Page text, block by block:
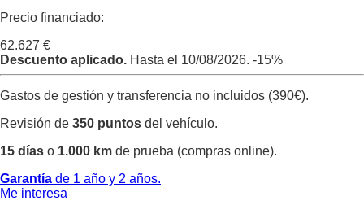
Precio financiado:
62.627 €
Descuento aplicado. Hasta el 10/08/2026. -15%
Gastos de gestión y transferencia no incluidos (390€).
Revisión de 350 puntos del vehículo.
15 días o 1.000 km de prueba (compras online).
Garantía de 1 año y 2 años.
Me interesa